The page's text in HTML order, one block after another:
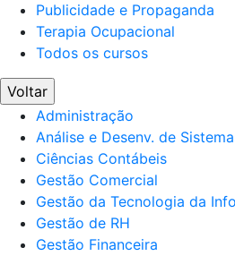
Publicidade e Propaganda
Terapia Ocupacional
Todos os cursos
Voltar
Administração
Análise e Desenv. de
Ciências Contábeis
Gestão Comercial
Gestão da Tecnologia da
Gestão de RH
Gestão Financeira